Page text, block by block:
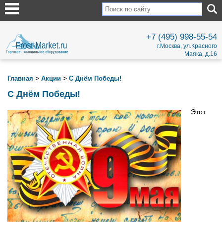
+7 (495) 998-55-54
г.Москва, ул.Красного
Маяка, д.16
Главная > Акции > С Днём Победы!
С Днём Победы!
Этот